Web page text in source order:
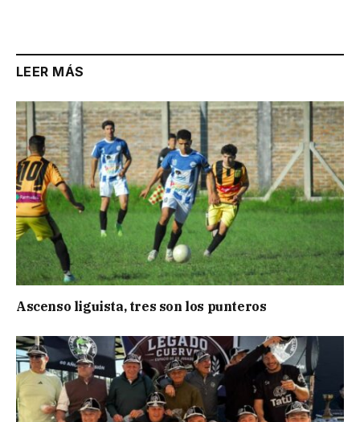
LEER MÁS
Ascenso liguista, tres son los punteros